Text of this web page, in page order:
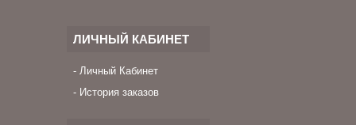
ЛИЧНЫЙ КАБИНЕТ
Личный Кабинет
История заказов